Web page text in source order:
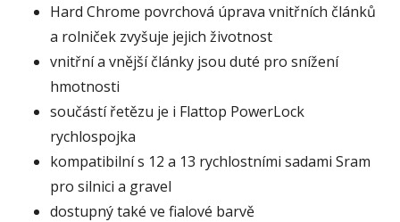
Hard Chrome povrchová úprava vnitřních článků
a rolniček zvyšuje jejich životnost
vnitřní a vnější články jsou duté pro snížení
hmotnosti
součástí řetězu je i Flattop PowerLock
rychlospojka
kompatibilní s 12 a 13 rychlostními sadami Sram
pro silnici a gravel
dostupný také ve fialové barvě